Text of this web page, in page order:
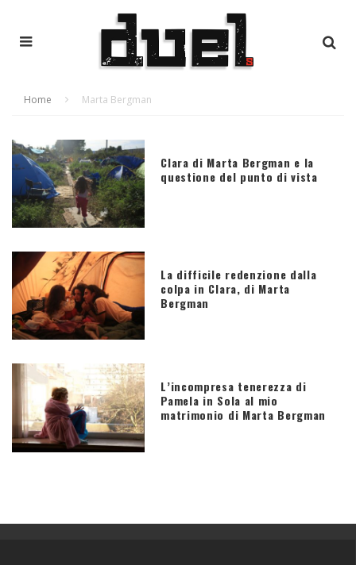
Home Marta Bergman
Clara di Marta Bergman e la
questione del punto di vista
La difficile redenzione dalla
colpa in Clara, di Marta
Bergman
L’incompresa tenerezza di
Pamela in Sola al mio
matrimonio di Marta Bergman